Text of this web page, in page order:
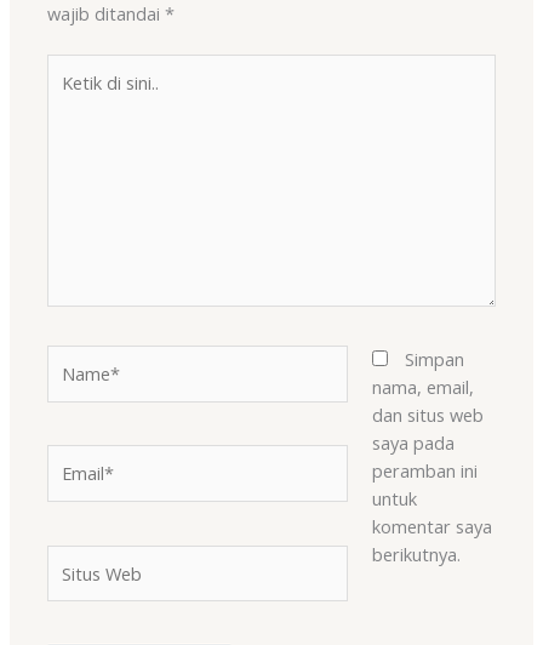
wajib ditandai*
Web
Simpan
nama, email,
dan situs web
saya pada
peramban ini
untuk
komentar saya
berikutnya.